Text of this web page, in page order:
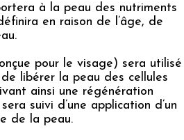
à la peau des nutriments
en raison de l’âge, de
pour le visage) sera utilisé
libérer la peau des cellules
ainsi une régénération
suivi d’une application d’un
de la peau.